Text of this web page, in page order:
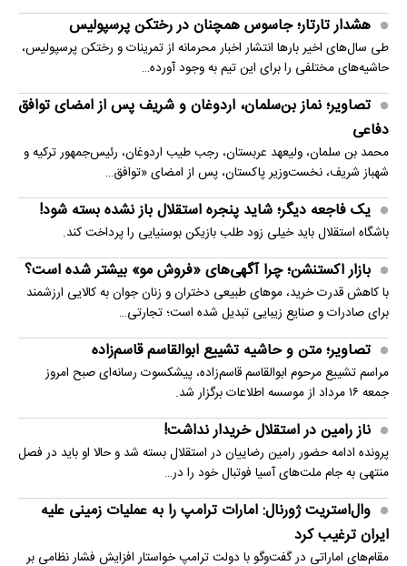
هشدار تارتار؛ جاسوس همچنان در رختکن پرسپولیس
طی سال‌های اخیر بارها انتشار اخبار محرمانه از تمرینات و رختکن پرسپولیس،
حاشیه‌های مختلفی را برای این تیم به وجود آورده…
تصاویر؛ نماز بن‌سلمان، اردوغان و شریف پس از امضای توافق
دفاعی
محمد بن سلمان، ولیعهد عربستان، رجب طیب اردوغان، رئیس‌جمهور ترکیه و
شهباز شریف، نخست‌وزیر پاکستان، پس از امضای «توافق…
یک فاجعه دیگر؛ شاید پنجره استقلال باز نشده بسته شود!
باشگاه استقلال باید خیلی زود طلب بازیکن بوسنیایی را پرداخت کند.
بازار اکستنشن؛ چرا آگهی‌های «فروش مو» بیشتر شده است؟
با کاهش قدرت خرید، موهای طبیعی دختران و زنان جوان به کالایی ارزشمند
برای صادرات و صنایع زیبایی تبدیل شده است؛ تجارتی…
تصاویر؛ متن و حاشیه تشییع ابوالقاسم قاسم‌زاده
مراسم تشییع مرحوم ابوالقاسم قاسم‌زاده، پیشکسوت رسانه‌ای صبح امروز
جمعه ۱۶ مرداد از موسسه اطلاعات برگزار شد.
ناز رامین در استقلال خریدار نداشت!
پرونده ادامه حضور رامین رضاییان در استقلال بسته شد و حالا او باید در فصل
منتهی به جام ملت‌های آسیا فوتبال خود را در…
وال‌استریت ژورنال: امارات ترامپ را به عملیات زمینی علیه
ایران ترغیب کرد
مقام‌های اماراتی در گفت‌وگو با دولت ترامپ خواستار افزایش فشار نظامی بر